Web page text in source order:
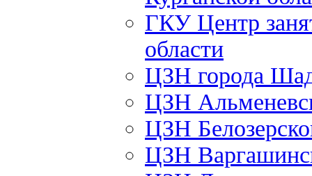
ГКУ Центр
области
ЦЗН города
ЦЗН
ЦЗН
ЦЗН